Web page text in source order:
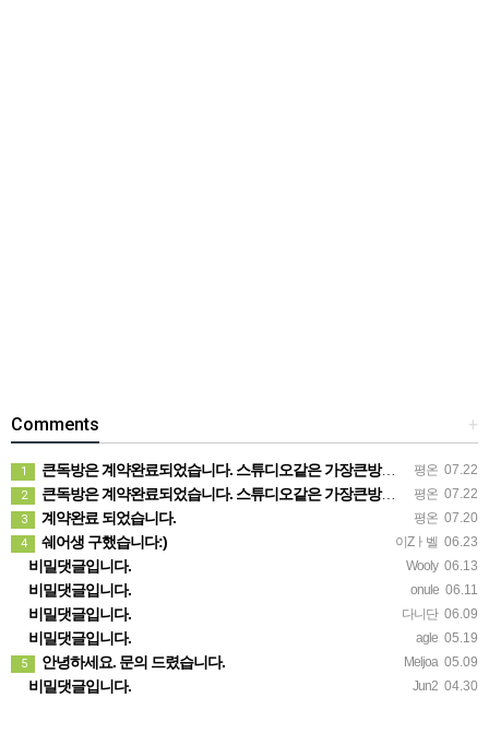
+
Comments
평온 07.22
1 큰독방은 계약완료되었습니다. 스튜디오같은 가장큰방을 2인동시 또는 혼자서 큰독방으로도 즉시입주 가능합니다.
평온 07.22
2 큰독방은 계약완료되었습니다. 스튜디오같은 가장큰방을 2인동시 또는 혼자서 큰독방으로도 즉시입주 가능합니다.
평온 07.20
3 계약완료 되었습니다.
이Zㅏ벨 06.23
4 쉐어생 구했습니다:)
Wooly 06.13
비밀댓글입니다.
onule 06.11
비밀댓글입니다.
다니단 06.09
비밀댓글입니다.
agle 05.19
비밀댓글입니다.
Meljoa 05.09
5 안녕하세요. 문의 드렸습니다.
Jun2 04.30
비밀댓글입니다.